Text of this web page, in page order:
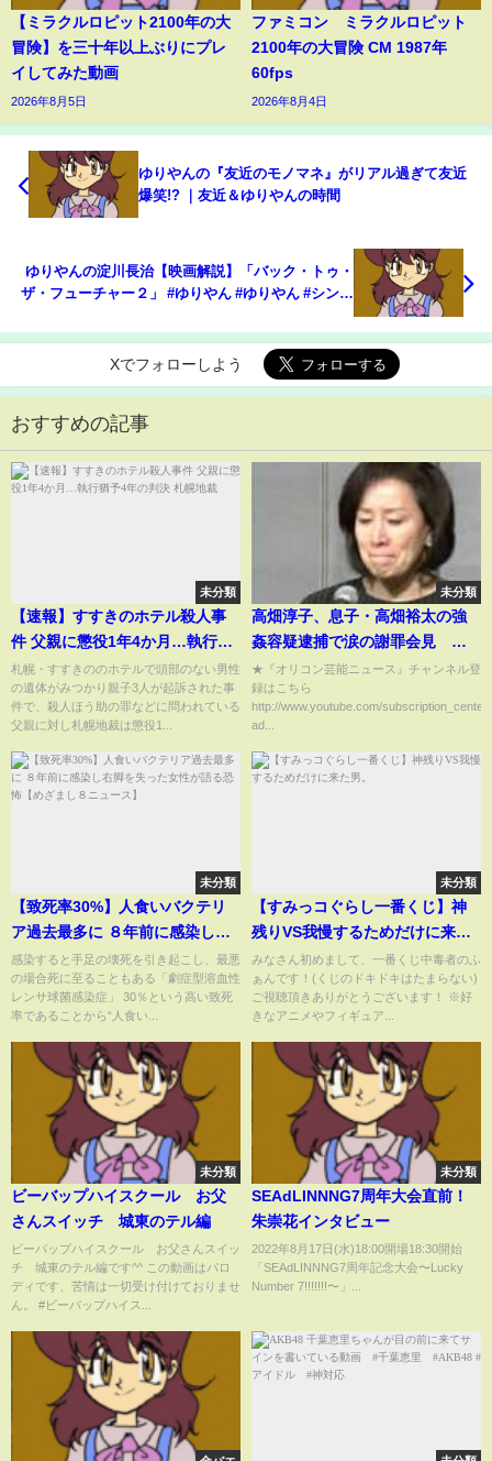
【ミラクルロピット2100年の大
冒険】を三十年以上ぶりにプレ
イしてみた動画
2026年8月5日
ファミコン ミラクルロピット
2100年の大冒険 CM 1987年
60fps
2026年8月4日
ゆりやんの『友近のモノマネ』がリアル過ぎて友近
爆笑!? ｜友近＆ゆりやんの時間
ゆりやんの淀川長治【映画解説】「バック・トゥ・
ザ・フューチャー２」 #ゆりやん #ゆりやん #シンプ
Xでフォローしよう
おすすめの記事
未分類
【速報】すすきのホテル殺人事
件 父親に懲役1年4か月…執行猶
予4年の判決 札幌地裁
札幌・すすきののホテルで頭部のない男性
の遺体がみつかり親子3人が起訴された事
件で、殺人ほう助の罪などに問われている
父親に対し札幌地裁は懲役1...
未分類
高畑淳子、息子・高畑裕太の強
姦容疑逮捕で涙の謝罪会見
「大変なことをしてしまいまし
た」
★『オリコン芸能ニュース』チャンネル登
録はこちら
http://www.youtube.com/
ad...
未分類
【致死率30%】人食いバクテリ
ア過去最多に ８年前に感染し右
脚を失った女性が語る恐怖【め
ざまし８ニュース】
感染すると手足の壊死を引き起こし、最悪
の場合死に至ることもある「劇症型溶血性
レンサ球菌感染症」 30％という高い致死
率であることから“人食い...
未分類
【すみっコぐらし一番くじ】神
残りVS我慢するためだけに来た
男。
みなさん初めまして、一番くじ中毒者のふ
ぁんです！(くじのドキドキはたまらない)
ご視聴頂きありがとうございます！ ※好
きなアニメやフィギュア...
未分類
ビーバップハイスクール お父
さんスイッチ 城東のテル編
ビーバップハイスクール お父さんスイッ
チ 城東のテル編です^^ この動画はパロ
ディです、苦情は一切受け付けておりませ
ん。 #ビーバップハイス...
未分類
SEAdLINNNG7周年大会直前！
朱崇花インタビュー
2022年8月17日(水)18:00開場18:30開始
「SEAdLINNNG7周年記念大会〜Lucky
Number 7!!!!!!!〜」...